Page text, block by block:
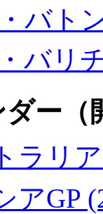
バト
バリ
ダー
ラリ
アGP